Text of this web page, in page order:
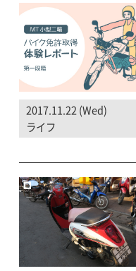
2017.11.22 (Wed)
ライフ